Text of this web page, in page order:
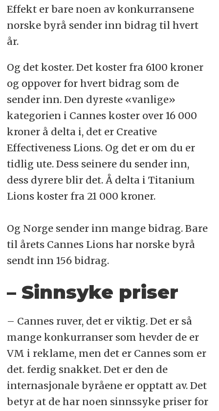
Effekt er bare noen av konkurransene
norske byrå sender inn bidrag til hvert
år.
Og det koster. Det koster fra 6100 kroner
og oppover for hvert bidrag som de
sender inn. Den dyreste «vanlige»
kategorien i Cannes koster over 16 000
kroner å delta i, det er Creative
Effectiveness Lions. Og det er om du er
tidlig ute. Dess seinere du sender inn,
dess dyrere blir det. Å delta i Titanium
Lions koster fra 21 000 kroner.
Og Norge sender inn mange bidrag. Bare
til årets Cannes Lions har norske byrå
sendt inn 156 bidrag.
– Sinnsyke priser
– Cannes ruver, det er viktig. Det er så
mange konkurranser som hevder de er
VM i reklame, men det er Cannes som er
det. ferdig snakket. Det er den de
internasjonale byråene er opptatt av. Det
betyr at de har noen sinnssyke priser for